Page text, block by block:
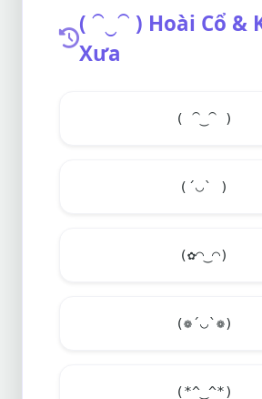
( ⁀‿⁀ ) Hoài Cổ &
Xưa
( ⁀‿⁀ )
(´◡` )
(✿◠‿◠)
(❁´◡`❁)
(*^‿^*)